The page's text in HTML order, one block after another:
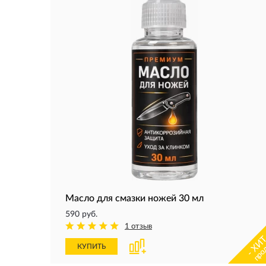
Масло для смазки ножей 30 мл
590 руб.
1 отзыв
КУПИТЬ -